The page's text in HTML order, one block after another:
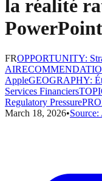
la réalité
PowerPoint
FROPPORTUNITY:
AI
AppleGEOGRAPHY:
Services Financiers
Regulatory Pressure
March 18, 2026•Source: